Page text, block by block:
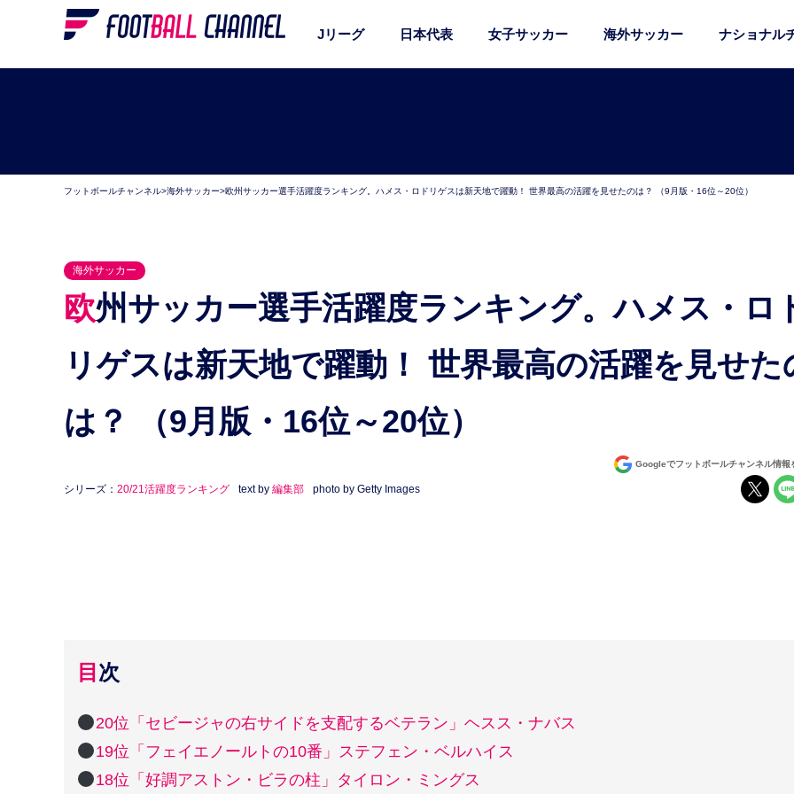
Jリーグ 日本代表 女子サッカー 海外サッカー ナショナル
フットボールチャンネル>海外サッカー>欧州サッカー選手活躍度ランキング。ハメス・ロドリゲスは新天地で躍動！ 世界最高の活躍を見せたのは？ （9月版・16位～20位）
海外サッカー
欧州サッカー選手活躍度ランキング。ハメス・ロド
リゲスは新天地で躍動！ 世界最高の活躍を見せた
は？ （9月版・16位～20位）
Googleでフットボールチャンネル情報
シリーズ： 20/21活躍度ランキング text by 編集部 photo by Getty Images
目次
20位「セビージャの右サイドを支配するベテラン」ヘスス・ナバス
19位「フェイエノールトの10番」ステフェン・ベルハイス
18位「好調アストン・ビラの柱」タイロン・ミングス